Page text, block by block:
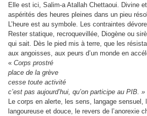
Elle est ici, Salim-a Atallah Chettaoui. Divine
aspérités des heures pleines dans un pieu
L’heure est au symbole. Les contraintes
Rester statique, recroquevillée, Diogène ou
qui sait. Dès le pied mis à terre, que les
aux angoisses, aux peurs d’un monde en
« Corps prostré
place de la grève
cesse toute activité
c’est pas aujourd’hui, qu’on participe au PIB. »
Le corps en alerte, les sens, langage sensuel,
langoureuse et douce, le revers de l’anorexie